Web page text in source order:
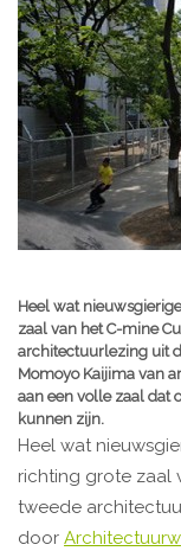
Heel wat
zaal van het C-mine
architectuurlezing uit
Momoyo Kaijima van
aan een volle zaal dat
kunnen zijn.
Heel wat
richting grote zaal
tweede
door